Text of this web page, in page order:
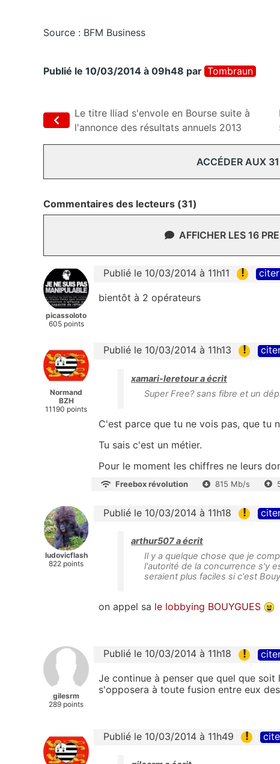
Source : BFM Business
Publié le 10/03/2014 à 09h48 par Tombraun
Le titre Iliad s'envole en Bourse suite à
l'annonce des résultats annuels 2013
ACCÉDER AUX
Commentaires des lecteurs (31)
AFFICHER LES 16
picassoloto
605 points
Publié le 10/03/2014 à 11h11 ! citer
bientôt à 2 opérateurs
Normand
BZH
11190 points
Publié le 10/03/2014 à 11h13 !
xamari-leretour a écrit
Super Free? sans fibre et un
C'est parce que tu ne vois pas, que tu
Tu sais c'est un métier.
Pour le moment les chiffres ne leurs
Freebox révolution 815 Mb/s
ludovicflash
822 points
Publié le 10/03/2014 à 11h18 !
arthur507 a écrit
Il y a quelque chose que je
l'autorité de la concurrence s'y
seraient plus faciles si c'est
on appel sa le lobbying BOUYGUES
gilesrm
289 points
Publié le 10/03/2014 à 11h18 !
Je continue à penser que quel que
s'opposera à toute fusion entre eux
Publié le 10/03/2014 à 11h49 !